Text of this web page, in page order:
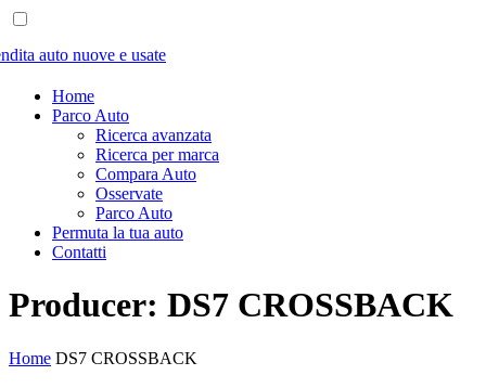
Home
Parco Auto
Ricerca avanzata
Ricerca per marca
Compara Auto
Osservate
Parco Auto
Permuta la tua auto
Contatti
Producer: DS7 CROSSBACK
Home DS7 CROSSBACK